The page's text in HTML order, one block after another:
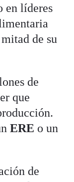
en líderes
de su
de
que
ERE o un
de